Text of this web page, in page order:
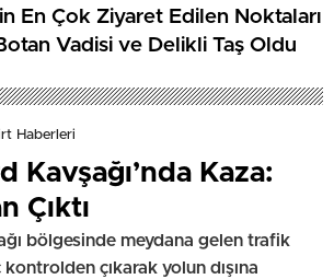
En Çok Ziyaret Edilen Noktaları
Vadisi ve Delikli Taş Oldu
Haberleri
Kavşağı’nda Kaza:
Çıktı
bölgesinde meydana gelen trafik
kontrolden çıkarak yolun dışına